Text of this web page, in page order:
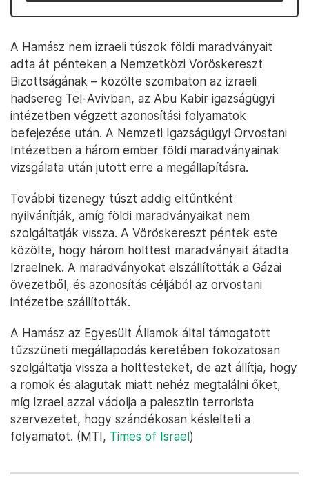
A Hamász nem izraeli túszok földi maradványait
adta át pénteken a Nemzetközi Vöröskereszt
Bizottságának – közölte szombaton az izraeli
hadsereg Tel-Avivban, az Abu Kabir igazságügyi
intézetben végzett azonosítási folyamatok
befejezése után. A Nemzeti Igazságügyi Orvostani
Intézetben a három ember földi maradványainak
vizsgálata után jutott erre a megállapításra.
További tizenegy túszt addig eltűntként
nyilvánítják, amíg földi maradványaikat nem
szolgáltatják vissza. A Vöröskereszt péntek este
közölte, hogy három holttest maradványait átadta
Izraelnek. A maradványokat elszállították a Gázai
övezetből, és azonosítás céljából az orvostani
intézetbe szállították.
A Hamász az Egyesült Államok által támogatott
tűzszüneti megállapodás keretében fokozatosan
szolgáltatja vissza a holttesteket, de azt állítja, hogy
a romok és alagutak miatt nehéz megtalálni őket,
míg Izrael azzal vádolja a palesztin terrorista
szervezetet, hogy szándékosan késlelteti a
folyamatot. (MTI, Times of Israel)